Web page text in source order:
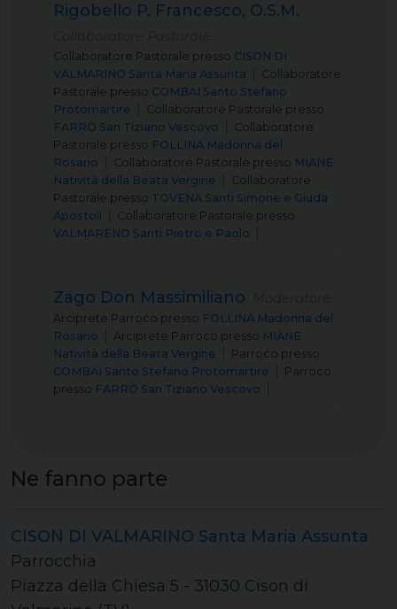
Rigobello P. Francesco, O.S.M.
Collaboratore Pastorale presso CISON DI
VALMARINO Santa Maria Assunta
Collaboratore
Pastorale presso COMBAI Santo Stefano
Protomartire
Collaboratore Pastorale presso
FARRÒ San Tiziano Vescovo
Collaboratore
Pastorale presso FOLLINA Madonna del
Rosario
Collaboratore Pastorale presso MIANE
Natività della Beata Vergine
Collaboratore
Pastorale presso TOVENA Santi Simone e Giuda
Apostoli
Collaboratore Pastorale presso
VALMARENO Santi Pietro e Paolo
Zago Don Massimiliano
Arciprete Parroco presso FOLLINA Madonna del
Rosario
Arciprete Parroco presso MIANE
Natività della Beata Vergine
Parroco presso
COMBAI Santo Stefano Protomartire
Parroco
presso FARRÒ San Tiziano Vescovo
Ne fanno parte
CISON DI VALMARINO Santa Maria Assunta
Parrocchia
Piazza della Chiesa 5 - 31030 Cison di